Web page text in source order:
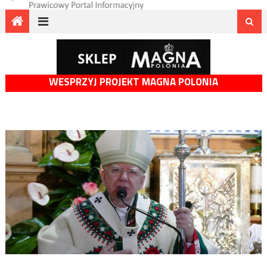
WESPRZYJ PROJEKT MAGNA POLONIA